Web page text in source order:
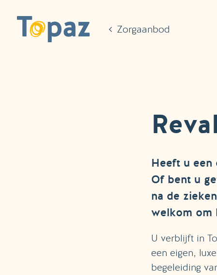
Zorgaanbod
Heeft u een
Of bent u
na de
welkom om
U verblijft in
een eigen,
begeleiding